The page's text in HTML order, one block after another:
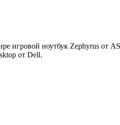
игровой ноутбук Zephyrus от
от Dell.